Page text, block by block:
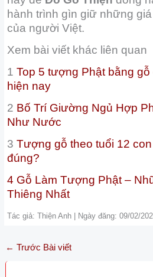
hành trình gìn giữ những
của người Việt.
Xem bài viết khác liên quan
1Top 5 tượng Phật bằng
hiện nay
2 Bố Trí Giường Ngủ Hợp
Như Nước
3Tượng gỗ theo tuổi 12
đúng?
4 Gỗ Làm Tượng Phật –
Thiêng Nhất
Tác giả: Thiện Anh | Ngày đăng: 09/02/
← Trước Bài viết